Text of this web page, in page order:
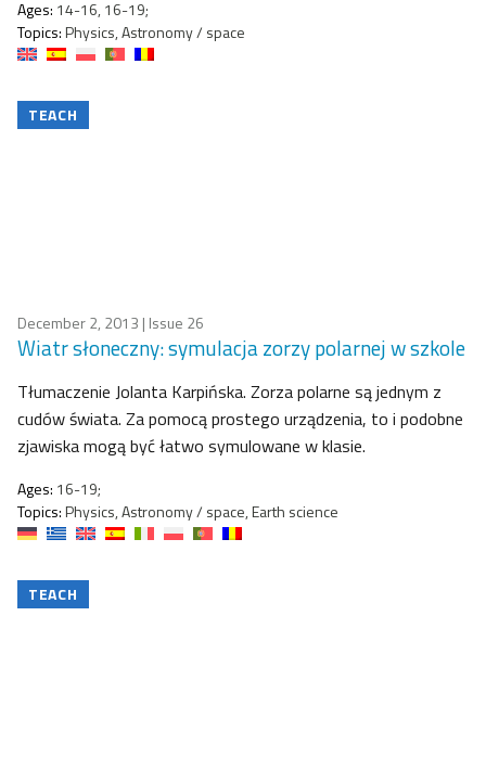
Ages: 14-16, 16-19;
Topics:Physics, Astronomy / space
TEACH
December 2, 2013 | Issue 26
Wiatr słoneczny: symulacja zorzy polarnej w szkole
Tłumaczenie Jolanta Karpińska. Zorza polarne są jednym z
cudów świata. Za pomocą prostego urządzenia, to i podobne
zjawiska mogą być łatwo symulowane w klasie.
Ages: 16-19;
Topics:Physics, Astronomy / space, Earth science
TEACH